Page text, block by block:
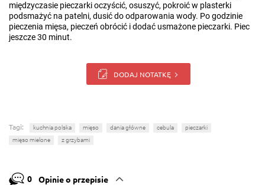
międzyczasie pieczarki oczyścić, osuszyć, pokroić w plasterki
podsmażyć na patelni, dusić do odparowania wody. Po godzinie
pieczenia mięsa, pieczeń obrócić i dodać usmażone pieczarki. Piec
jeszcze 30 minut.
DODAJ NOTATKĘ
Tagi: kuchnia polska mięso dania główne cebula
pieczarki
mięso mielone
z grzybami
0 Opinie o przepisie